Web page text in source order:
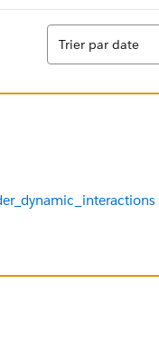
Tri
Trier par date